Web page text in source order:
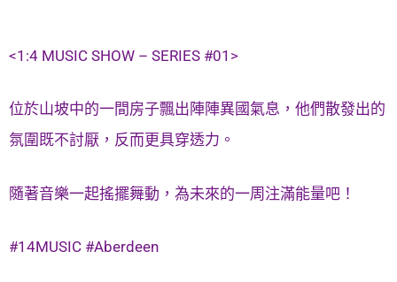
<1:4 MUSIC SHOW – SERIES #01>
位於山坡中的一間房子飄出陣陣異國氣息，他們散發出的
氛圍既不討厭，反而更具穿透力。
隨著音樂一起搖擺舞動，為未來的一周注滿能量吧！
#14MUSIC #Aberdeen